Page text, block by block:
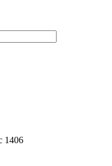
1406